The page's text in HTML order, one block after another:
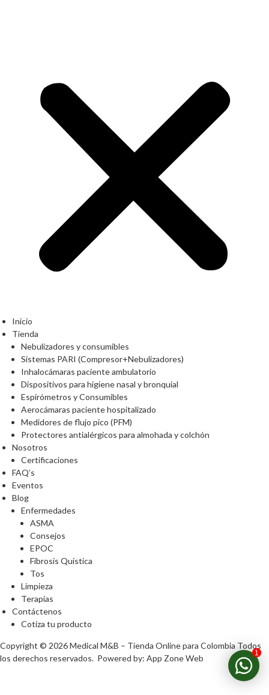
Inicio
Tienda
Nebulizadores y consumibles
Sistemas PARI (Compresor+Nebulizadores)
Inhalocámaras paciente ambulatorio
Dispositivos para higiene nasal y bronquial
Espirómetros y Consumibles
Aerocámaras paciente hospitalizado
Medidores de flujo pico (PFM)
Protectores antialérgicos para almohada y colchón
Nosotros
Certificaciones
FAQ’s
Eventos
Blog
Enfermedades
ASMA
Consejos
EPOC
Fibrosis Quística
Tos
Limpieza
Terapias
Contáctenos
Cotiza tu producto
Copyright © 2026Medical M&B – Tienda Online para Colombia Todos
los derechos reservados. Powered by: App Zone Web
1